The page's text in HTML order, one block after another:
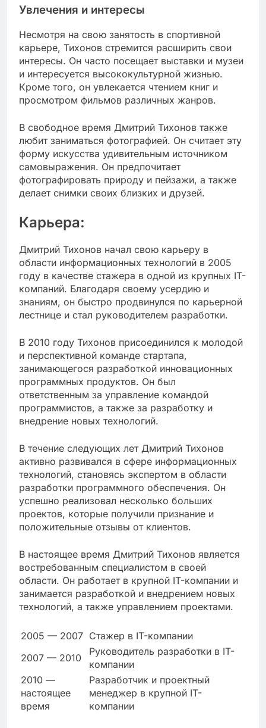
Увлечения и интересы
Несмотря на свою занятость в спортивной
карьере, Тихонов стремится расширить свои
интересы. Он часто посещает выставки и музеи
и интересуется высококультурной жизнью.
Кроме того, он увлекается чтением книг и
просмотром фильмов различных жанров.
В свободное время Дмитрий Тихонов также
любит заниматься фотографией. Он считает эту
форму искусства удивительным источником
самовыражения. Он предпочитает
фотографировать природу и пейзажи, а также
делает снимки своих близких и друзей.
Карьера:
Дмитрий Тихонов начал свою карьеру в
области информационных технологий в 2005
году в качестве стажера в одной из крупных IT-
компаний. Благодаря своему усердию и
знаниям, он быстро продвинулся по карьерной
лестнице и стал руководителем разработки.
В 2010 году Тихонов присоединился к молодой
и перспективной команде стартапа,
занимающегося разработкой инновационных
программных продуктов. Он был
ответственным за управление командой
программистов, а также за разработку и
внедрение новых технологий.
В течение следующих лет Дмитрий Тихонов
активно развивался в сфере информационных
технологий, становясь экспертом в области
разработки программного обеспечения. Он
успешно реализовал несколько больших
проектов, которые получили признание и
положительные отзывы от клиентов.
В настоящее время Дмитрий Тихонов является
востребованным специалистом в своей
области. Он работает в крупной IT-компании и
занимается разработкой и внедрением новых
технологий, а также управлением проектами.
2005 — 2007 Стажер в IT-компании
2007 — 2010
Руководитель разработки в IT-
компании
2010 —
настоящее
время
Разработчик и проектный
менеджер в крупной IT-
компании